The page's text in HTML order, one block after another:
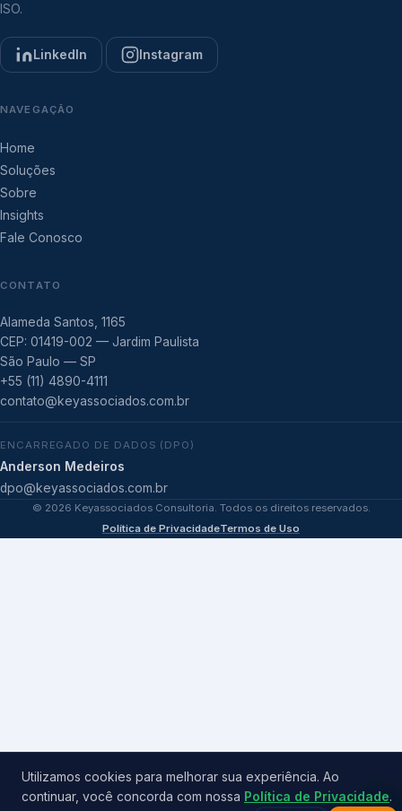
ISO.
LinkedIn Instagram
NAVEGAÇÃO
Home
Soluções
Sobre
Insights
Fale Conosco
CONTATO
Alameda Santos, 1165
CEP: 01419-002 — Jardim Paulista
São Paulo — SP
+55 (11) 4890-4111
contato@keyassociados.com.br
ENCARREGADO DE DADOS (DPO)
Anderson Medeiros
dpo@keyassociados.com.br
© 2026 Keyassociados Consultoria. Todos os direitos reservados.
Política de PrivacidadeTermos de Uso
Utilizamos cookies para melhorar sua experiência. Ao
continuar, você concorda com nossa Política de Privacidade.